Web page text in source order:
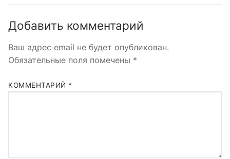
Добавить комментарий
Ваш адрес email не будет опубликован.
Обязательные поля помечены *
КОММЕНТАРИЙ *